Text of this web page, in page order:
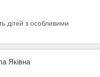
дітей з особливими
Яківна